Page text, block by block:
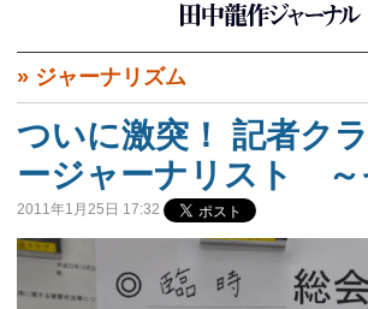
» ジャーナリズム
ついに激突！ 記者ク
ージャーナリスト ～
2011年1月25日 17:32